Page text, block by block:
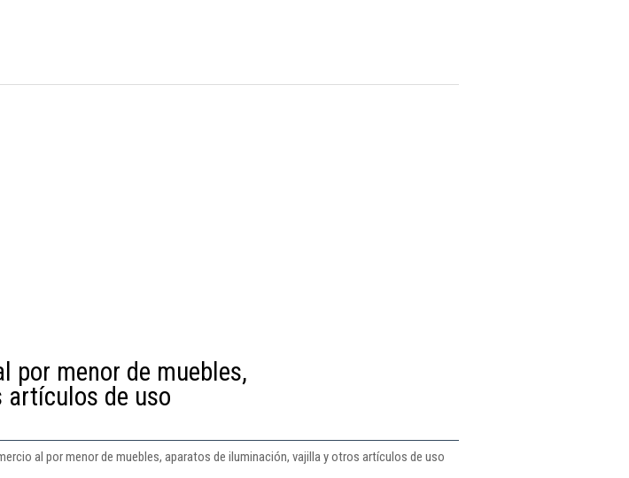
por menor de muebles,
artículos de uso
al por menor de muebles, aparatos de iluminación, vajilla y otros artículos de uso